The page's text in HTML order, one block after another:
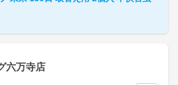
六万寺店